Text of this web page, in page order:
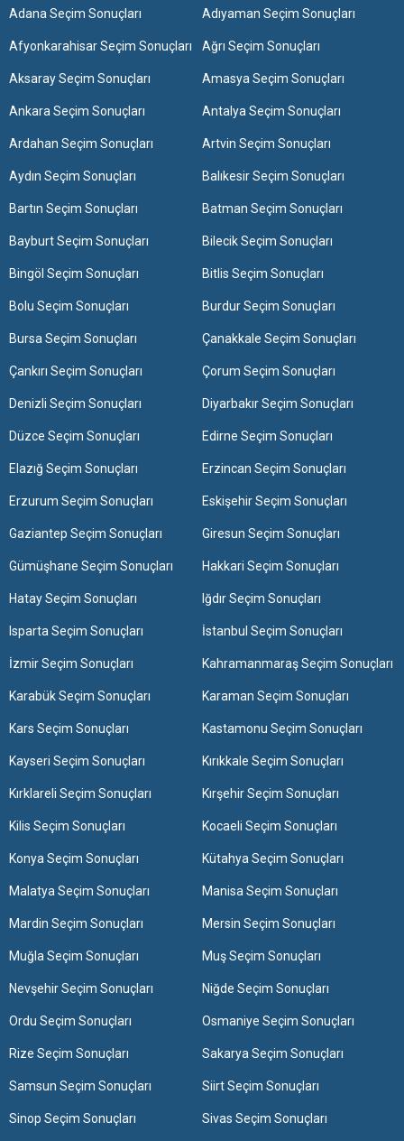
Adana Seçim Sonuçları Adıyaman Seçim Sonuçları
Afyonkarahisar Seçim Sonuçları Ağrı Seçim Sonuçları
Aksaray Seçim Sonuçları Amasya Seçim Sonuçları
Ankara Seçim Sonuçları Antalya Seçim Sonuçları
Ardahan Seçim Sonuçları Artvin Seçim Sonuçları
Aydın Seçim Sonuçları Balıkesir Seçim Sonuçları
Bartın Seçim Sonuçları Batman Seçim Sonuçları
Bayburt Seçim Sonuçları Bilecik Seçim Sonuçları
Bingöl Seçim Sonuçları Bitlis Seçim Sonuçları
Bolu Seçim Sonuçları Burdur Seçim Sonuçları
Bursa Seçim Sonuçları Çanakkale Seçim Sonuçları
Çankırı Seçim Sonuçları Çorum Seçim Sonuçları
Denizli Seçim Sonuçları Diyarbakır Seçim Sonuçları
Düzce Seçim Sonuçları Edirne Seçim Sonuçları
Elazığ Seçim Sonuçları Erzincan Seçim Sonuçları
Erzurum Seçim Sonuçları Eskişehir Seçim Sonuçları
Gaziantep Seçim Sonuçları Giresun Seçim Sonuçları
Gümüşhane Seçim Sonuçları Hakkari Seçim Sonuçları
Hatay Seçim Sonuçları Iğdır Seçim Sonuçları
Isparta Seçim Sonuçları İstanbul Seçim Sonuçları
İzmir Seçim Sonuçları Kahramanmaraş Seçim Sonuçları
Karabük Seçim Sonuçları Karaman Seçim Sonuçları
Kars Seçim Sonuçları Kastamonu Seçim Sonuçları
Kayseri Seçim Sonuçları Kırıkkale Seçim Sonuçları
Kırklareli Seçim Sonuçları Kırşehir Seçim Sonuçları
Kilis Seçim Sonuçları Kocaeli Seçim Sonuçları
Konya Seçim Sonuçları Kütahya Seçim Sonuçları
Malatya Seçim Sonuçları Manisa Seçim Sonuçları
Mardin Seçim Sonuçları Mersin Seçim Sonuçları
Muğla Seçim Sonuçları Muş Seçim Sonuçları
Nevşehir Seçim Sonuçları Niğde Seçim Sonuçları
Ordu Seçim Sonuçları Osmaniye Seçim Sonuçları
Rize Seçim Sonuçları Sakarya Seçim Sonuçları
Samsun Seçim Sonuçları Siirt Seçim Sonuçları
Sinop Seçim Sonuçları Sivas Seçim Sonuçları